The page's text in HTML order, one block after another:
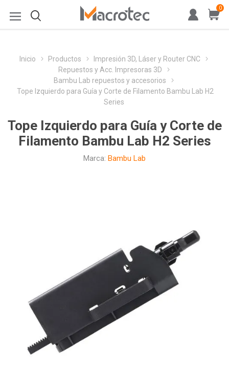
0
Inicio Productos
Impresión 3D, Láser y Router CNC
Repuestos y Acc. Impresoras 3D
Bambu Lab repuestos y accesorios
Tope Izquierdo para Guía y Corte de Filamento Bambu Lab H2
Series
Tope Izquierdo para Guía y Corte de
Filamento Bambu Lab H2 Series
Marca: Bambu Lab